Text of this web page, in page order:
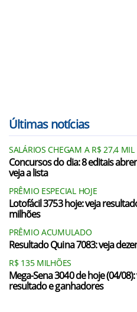
Últimas notícias
SALÁRIOS CHEGAM A R$ 27,4 MIL
Concursos do dia: 8 editais
veja a lista
PRÊMIO ESPECIAL HOJE
Lotofácil 3753 hoje: veja
milhões
PRÊMIO ACUMULADO
Resultado Quina 7083: veja
R$ 135 MILHÕES
Mega-Sena 3040 de hoje (04/
resultado e ganhadores